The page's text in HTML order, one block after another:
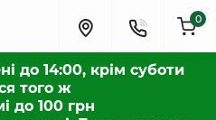
до 14:00, крім суботи
того ж
до 100 грн
0